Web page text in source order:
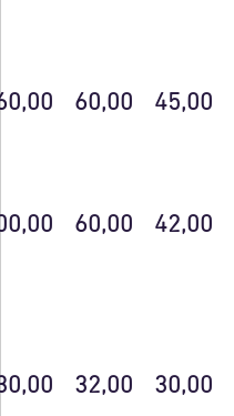
45,00
60,00
42,00
60,00
30,00
32,00